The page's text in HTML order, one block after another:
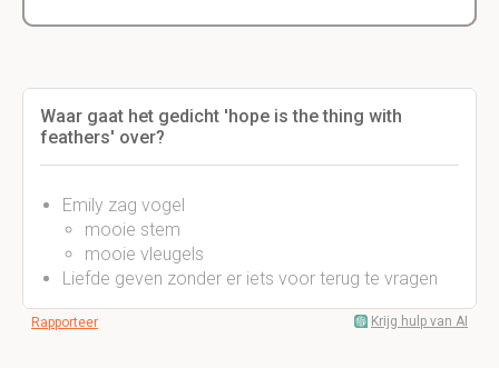
Waar gaat het gedicht 'hope is the thing with
feathers' over?
Emily zag vogel
mooie stem
mooie vleugels
Liefde geven zonder er iets voor terug te vragen
Rapporteer Krijg hulp van AI